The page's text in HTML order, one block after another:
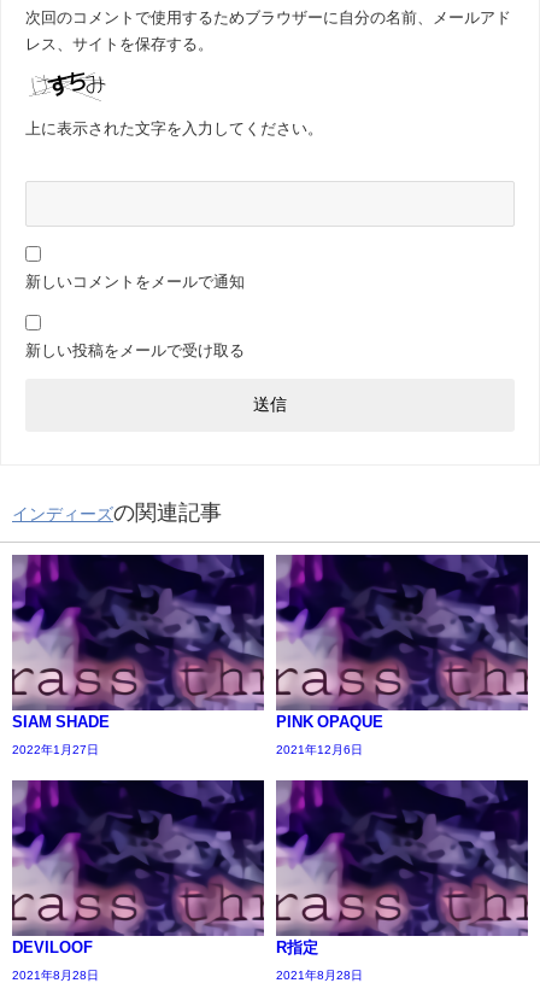
次回のコメントで使用するためブラウザーに自分の名前、メールアド
レス、サイトを保存する。
上に表示された文字を入力してください。
新しいコメントをメールで通知
新しい投稿をメールで受け取る
インディーズの関連記事
SIAM SHADE
2022年1月27日
PINK OPAQUE
2021年12月6日
DEVILOOF
2021年8月28日
R指定
2021年8月28日